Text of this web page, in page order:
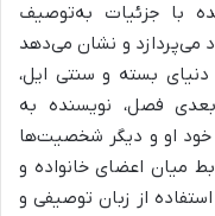
با جزئیات به‌توصیف
می‌پردازد و نشان می‌دهد
بسته و سنتی ایل،
فصل، نویسنده به
خود او و دیگر شخصیت‌ها
میان اعضای خانواده و
از زبان توصیفی و